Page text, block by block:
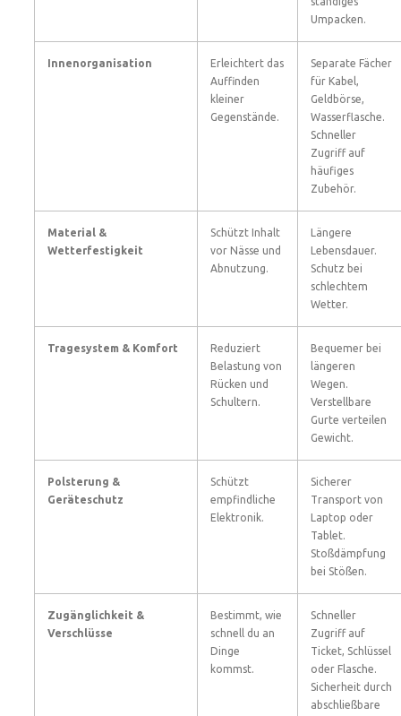
Umpacken.
Innenorganisation
Erleichtert das
Auffinden
kleiner
Gegenstände.
Separate Fächer
für Kabel,
Geldbörse,
Wasserflasche.
Schneller
Zugriff auf
häufiges
Zubehör.
Material &
Wetterfestigkeit
Schützt Inhalt
vor Nässe und
Abnutzung.
Längere
Lebensdauer.
Schutz bei
schlechtem
Wetter.
Tragesystem & Komfort
Reduziert
Belastung von
Rücken und
Schultern.
Bequemer bei
längeren
Wegen.
Verstellbare
Gurte verteilen
Gewicht.
Polsterung &
Geräteschutz
Schützt
empfindliche
Elektronik.
Sicherer
Transport von
Laptop oder
Tablet.
Stoßdämpfung
bei Stößen.
Zugänglichkeit &
Verschlüsse
Bestimmt, wie
schnell du an
Dinge
kommst.
Schneller
Zugriff auf
Ticket, Schlüssel
oder Flasche.
Sicherheit durch
abschließbare